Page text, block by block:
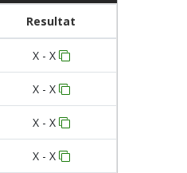
Resultat
X - X
X - X
X - X
X - X